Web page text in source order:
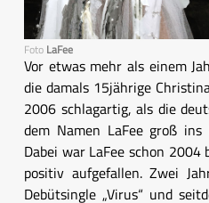
Foto LaFee
Vor etwas mehr als einem
die damals 15jährige
2006 schlagartig, als die
dem Namen LaFee groß ins
Dabei war LaFee schon 2004
positiv aufgefallen. Zwei
Debütsingle „Virus“ und